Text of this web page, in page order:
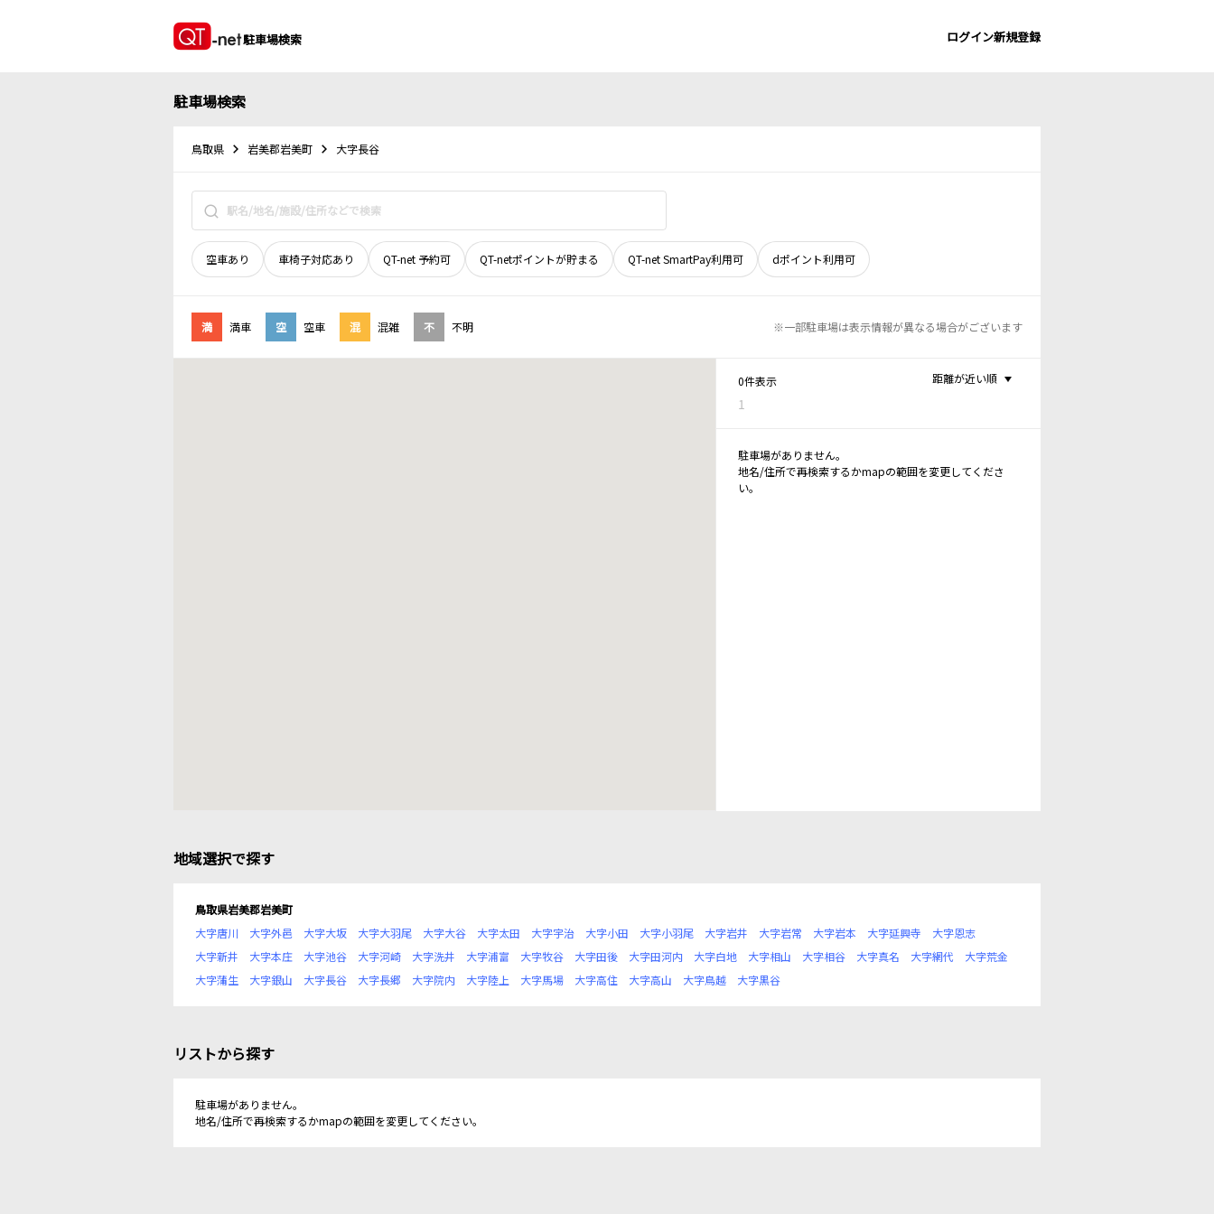
駐車場検索 ログイン新規登録
駐車場検索
鳥取県 岩美郡岩美町 大字長谷
空車あり 車椅子対応あり QT-net 予約可 QT-netポイントが貯まる QT-net SmartPay利用可 dポイント利用可
満 満車 空 空車 混 混雑 不 不明 ※一部駐車場は表示情報が異なる場合がございます
0件表示
1
距離が近い順
駐車場がありません。
地名/住所で再検索するかmapの範囲を変更してくださ
い。
地域選択で探す
鳥取県岩美郡岩美町
大字唐川
大字外邑 大字大坂 大字大羽尾 大字大谷 大字太田 大字宇治 大字小田 大字小羽尾 大字岩井 大字岩常 大字岩本 大字延興寺
大字恩志
大字新井
大字本庄 大字池谷 大字河崎 大字洗井 大字浦富 大字牧谷 大字田後 大字田河内 大字白地 大字相山 大字相谷 大字真名 大字網代
大字荒金
大字蒲生
大字銀山 大字長谷 大字長郷 大字院内 大字陸上 大字馬場 大字高住 大字高山 大字鳥越 大字黒谷
リストから探す
駐車場がありません。
地名/住所で再検索するかmapの範囲を変更してください。